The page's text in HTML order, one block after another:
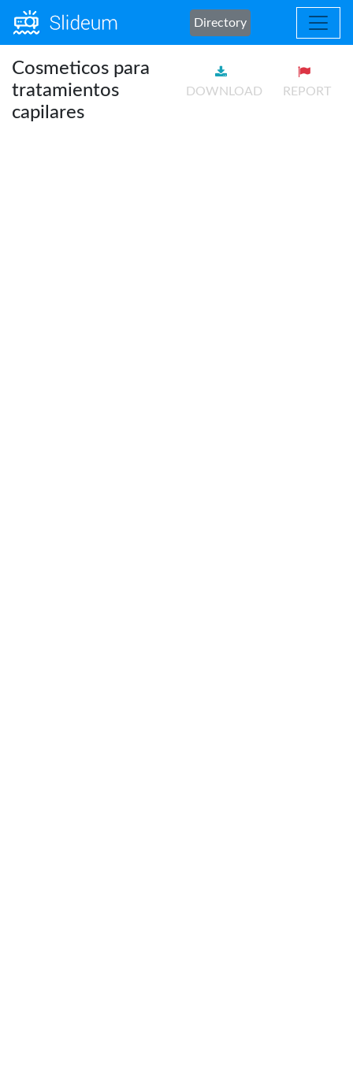
Directory
Cosmeticos para
tratamientos
capilares
DOWNLOAD REPORT